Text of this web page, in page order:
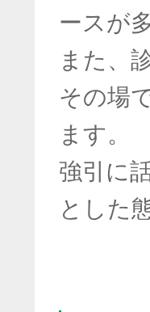
ースが
また、
その場
ます。
強引に
とした